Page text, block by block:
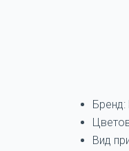
Вид